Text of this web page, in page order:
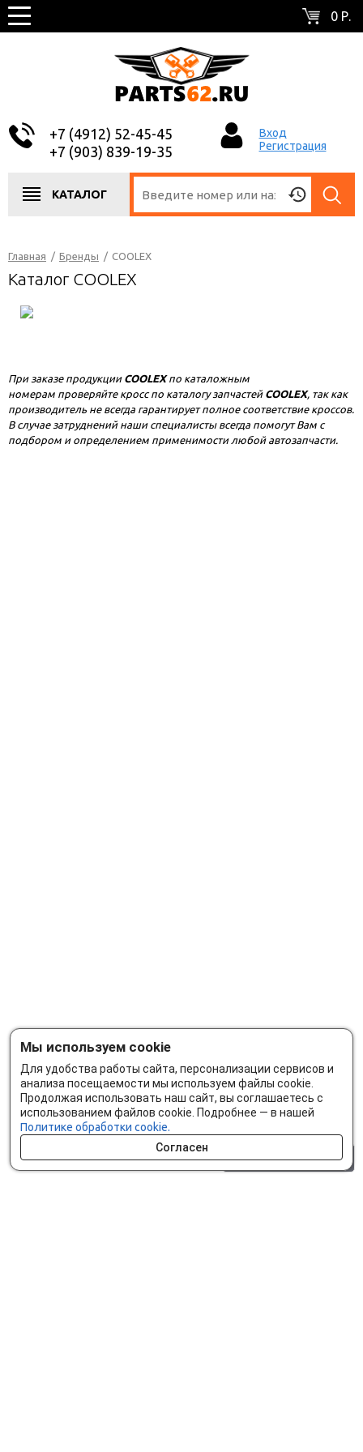
0 Р.
+7 (4912) 52-45-45
+7 (903) 839-19-35
Вход
Регистрация
КАТАЛОГ
Главная / Бренды / COOLEX
Каталог COOLEX
При заказе продукции COOLEXпо каталожным
номерам проверяйте кросс по каталогу запчастейCOOLEX, так как
производитель не всегда гарантирует полное соответствие кроссов.
В случае затруднений наши специалисты всегда помогут Вам с
подбором и определением применимости любой автозапчасти.
Мы используем cookie
Для удобства работы сайта, персонализации сервисов и
анализа посещаемости мы используем файлы cookie.
Продолжая использовать наш сайт, вы соглашаетесь с
использованием файлов cookie. Подробнее — в нашей
Политике обработки cookie.
Согласен